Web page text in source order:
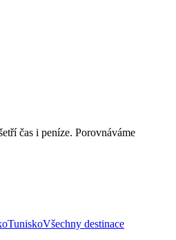
čas i peníze. Porovnáváme
TuniskoVšechny destinace